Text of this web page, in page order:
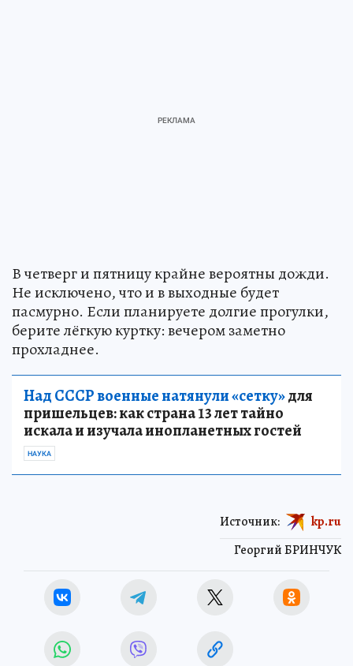
В четверг и пятницу крайне вероятны дожди.
Не исключено, что и в выходные будет
пасмурно. Если планируете долгие прогулки,
берите лёгкую куртку: вечером заметно
прохладнее.
Над СССР военные натянули «сетку»для
пришельцев: как страна 13 лет тайно
искала и изучала инопланетных гостей
НАУКА
Георгий БРИНЧУК
Источник: kp.ru